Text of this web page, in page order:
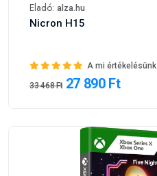
Eladó: alza.hu
Nicron H15
A mi értékelésünk
33 468 Ft 27 890 Ft